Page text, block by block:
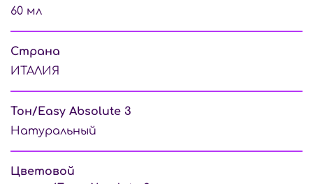
60 мл
Страна
ИТАЛИЯ
Тон/Easy Absolute 3
Натуральный
Цветовой